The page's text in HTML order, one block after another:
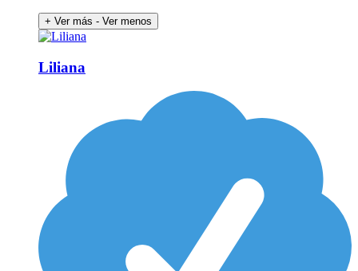
+ Ver más - Ver menos
Liliana